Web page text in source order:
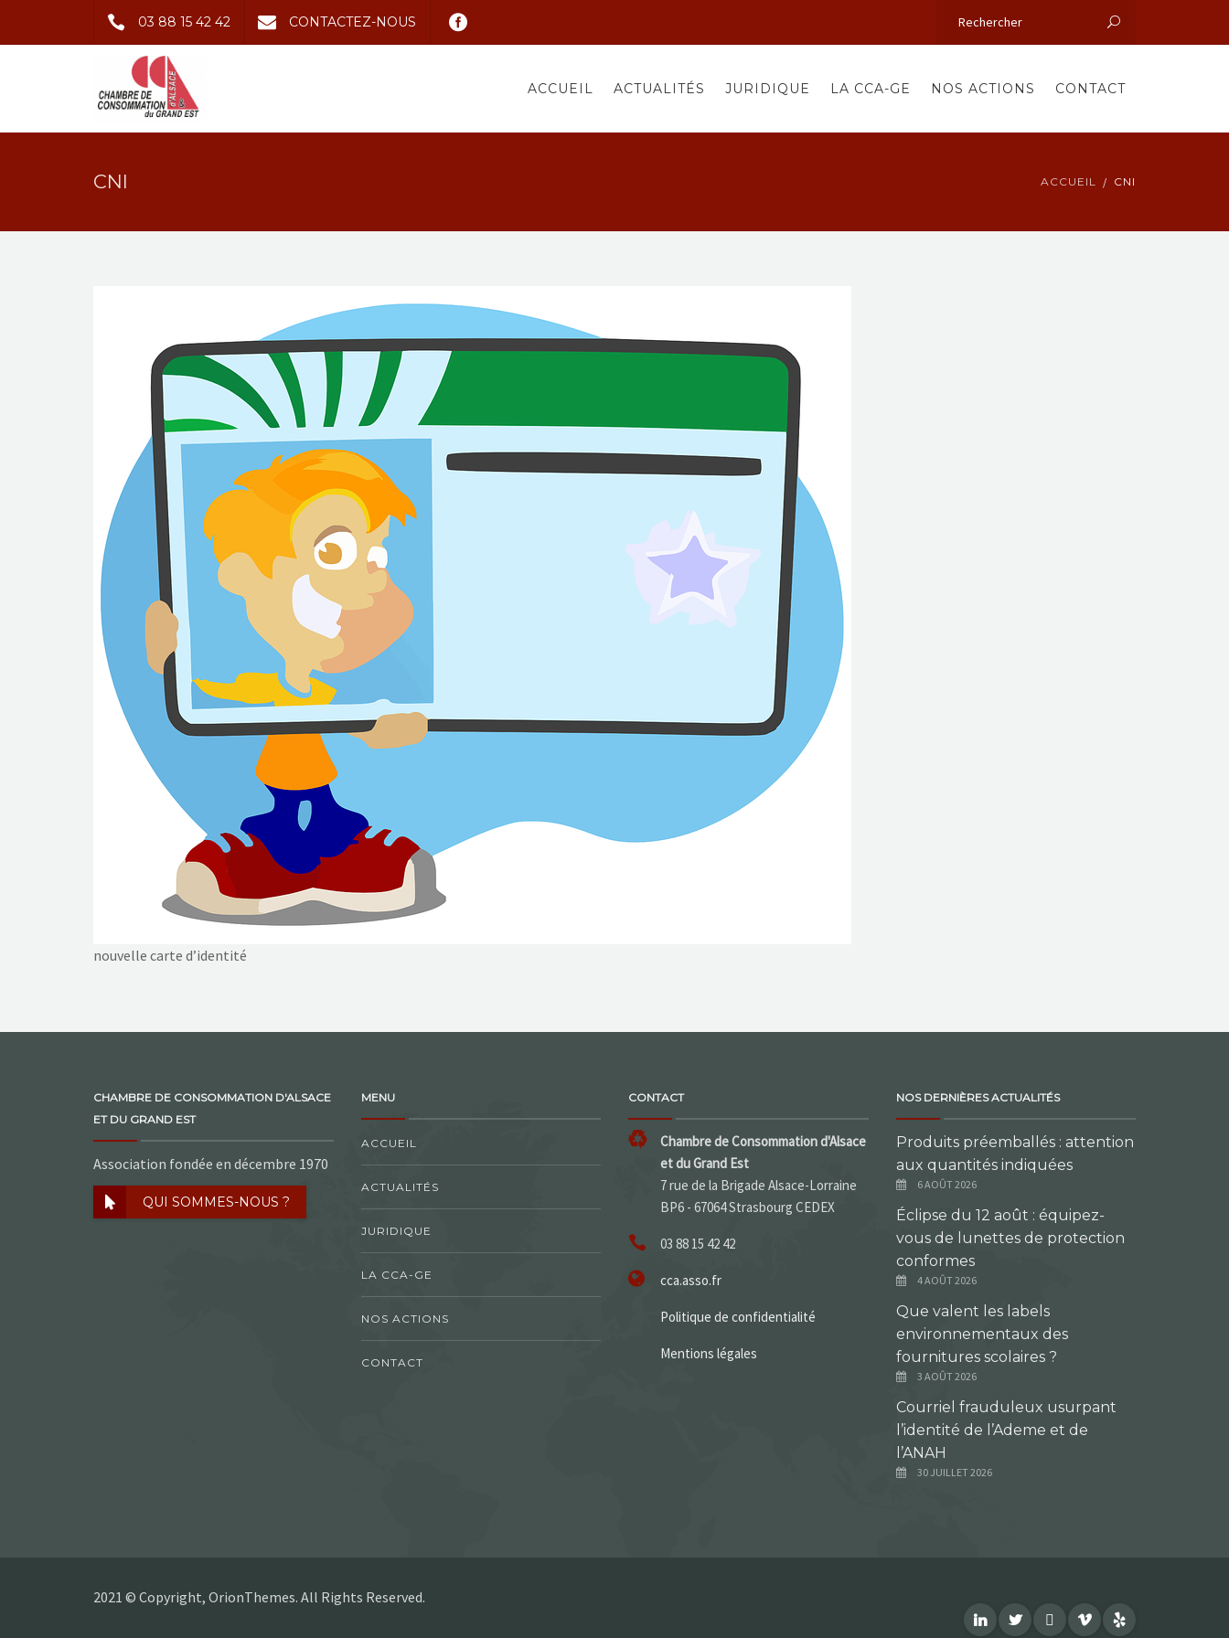
03 88 15 42 42 CONTACTEZ-NOUS
ACCUEIL ACTUALITÉS JURIDIQUE LA CCA-GE NOS ACTIONS CONTACT
CNI ACCUEIL CNI
nouvelle carte d’identité
CHAMBRE DE CONSOMMATION D'ALSACE
ET DU GRAND EST
Association fondée en décembre 1970
QUI SOMMES-NOUS ?
MENU
ACCUEIL
ACTUALITÉS
JURIDIQUE
LA CCA-GE
NOS ACTIONS
CONTACT
CONTACT
Chambre de Consommation d'Alsace
et du Grand Est
7 rue de la Brigade Alsace-Lorraine
BP6 - 67064 Strasbourg CEDEX
03 88 15 42 42
cca.asso.fr
Politique de confidentialité
Mentions légales
NOS DERNIÈRES ACTUALITÉS
Produits préemballés : attention
aux quantités indiquées
6 AOÛT 2026
Éclipse du 12 août : équipez-
vous de lunettes de protection
conformes
4 AOÛT 2026
Que valent les labels
environnementaux des
fournitures scolaires ?
3 AOÛT 2026
Courriel frauduleux usurpant
l’identité de l’Ademe et de
l’ANAH
30 JUILLET 2026
2021 © Copyright, OrionThemes. All Rights Reserved.